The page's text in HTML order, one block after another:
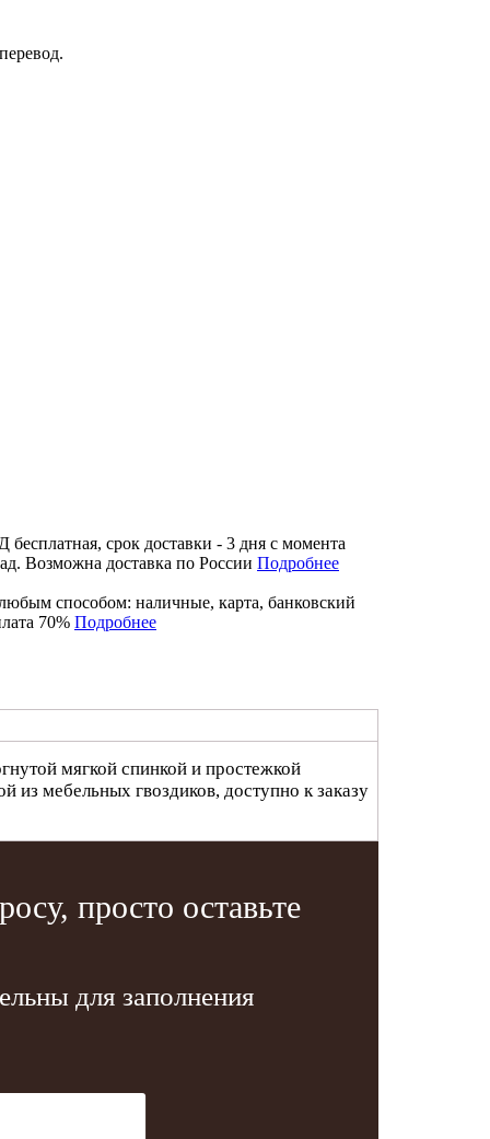
срок доставки - 3 дня с момента
Возможна доставка по России Подробнее
способом: наличные, карта, банковский
70% Подробнее
мягкой спинкой и простежкой
из мебельных гвоздиков, доступно к заказу
просто оставьте
для заполнения